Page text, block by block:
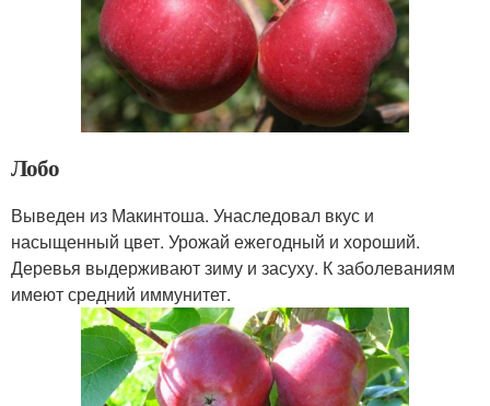
Лобо
Выведен из Макинтоша. Унаследовал вкус и
насыщенный цвет. Урожай ежегодный и хороший.
Деревья выдерживают зиму и засуху. К заболеваниям
имеют средний иммунитет.